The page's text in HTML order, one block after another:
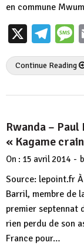
en commune
X
Continue Reading
Rwanda –
« Kagame
On : 15 avril 2014 -
Source: lepoint.fr
Barril, membre de
premier septennat
rien perdu de son
France pour…